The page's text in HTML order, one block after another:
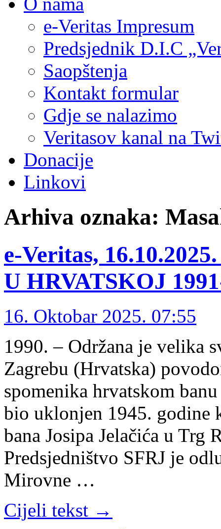
e-Veritas Impresum
Predsjednik D.I.C
Saopštenja
Kontakt formular
Gdje se nalazimo
Veritasov kanal na
Donacije
Linkovi
Arhiva oznaka:
e-Veritas,
U HRVATSKOJ
16. Oktobar 2025. 07:55
1990. – Održana je velika
Zagrebu (Hrvatska)
spomenika hrvatskom
bio uklonjen 1945. godine
bana Josipa Jelačića u
Predsjedništvo SFRJ je
Mirovne …
Cijeli tekst →